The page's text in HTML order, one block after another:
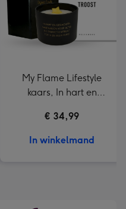
My Flame Lifestyle
kaars, In hart en
handjevol troost
€ 34,99
In winkelmand